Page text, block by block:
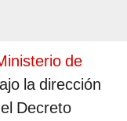
de
la dirección
Decreto